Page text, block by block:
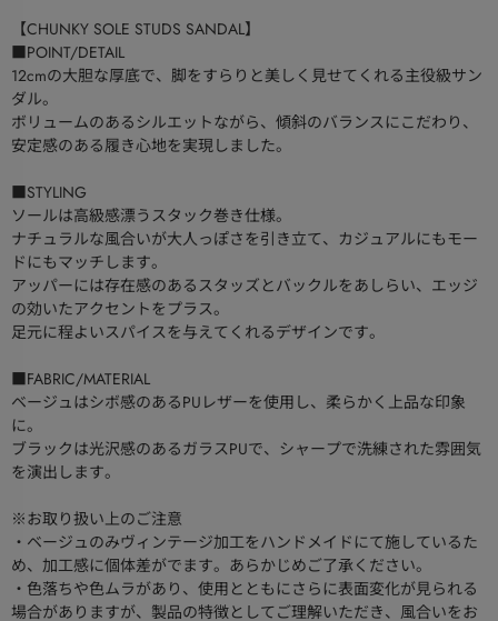
【CHUNKY SOLE STUDS SANDAL】
■POINT/DETAIL
12cmの大胆な厚底で、脚をすらりと美しく見せてくれる主役級サン
ダル。
ボリュームのあるシルエットながら、傾斜のバランスにこだわり、
安定感のある履き心地を実現しました。
■STYLING
ソールは高級感漂うスタック巻き仕様。
ナチュラルな風合いが大人っぽさを引き立て、カジュアルにもモー
ドにもマッチします。
アッパーには存在感のあるスタッズとバックルをあしらい、エッジ
の効いたアクセントをプラス。
足元に程よいスパイスを与えてくれるデザインです。
■FABRIC/MATERIAL
ベージュはシボ感のあるPUレザーを使用し、柔らかく上品な印象
に。
ブラックは光沢感のあるガラスPUで、シャープで洗練された雰囲気
を演出します。
※お取り扱い上のご注意
・ベージュのみヴィンテージ加工をハンドメイドにて施しているた
め、加工感に個体差がでます。あらかじめご了承ください。
・色落ちや色ムラがあり、使用とともにさらに表面変化が見られる
場合がありますが、製品の特徴としてご理解いただき、風合いをお